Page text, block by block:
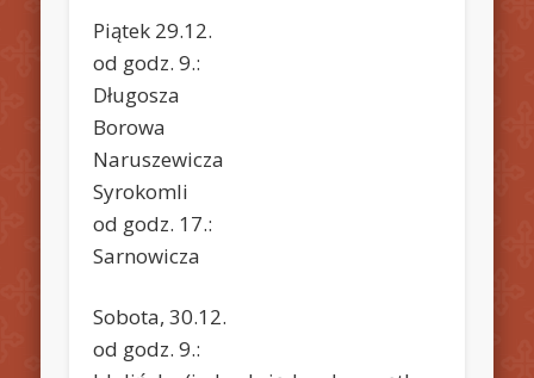
Piątek 29.12.
od godz. 9.:
Długosza
Borowa
Naruszewicza
Syrokomli
od godz. 17.:
Sarnowicza
Sobota, 30.12.
od godz. 9.: